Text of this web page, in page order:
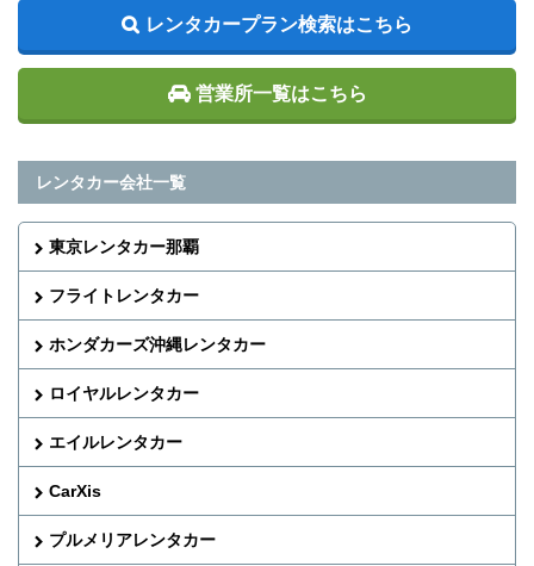
レンタカープラン検索はこちら
営業所一覧はこちら
レンタカー会社一覧
東京レンタカー那覇
フライトレンタカー
ホンダカーズ沖縄レンタカー
ロイヤルレンタカー
エイルレンタカー
CarXis
プルメリアレンタカー